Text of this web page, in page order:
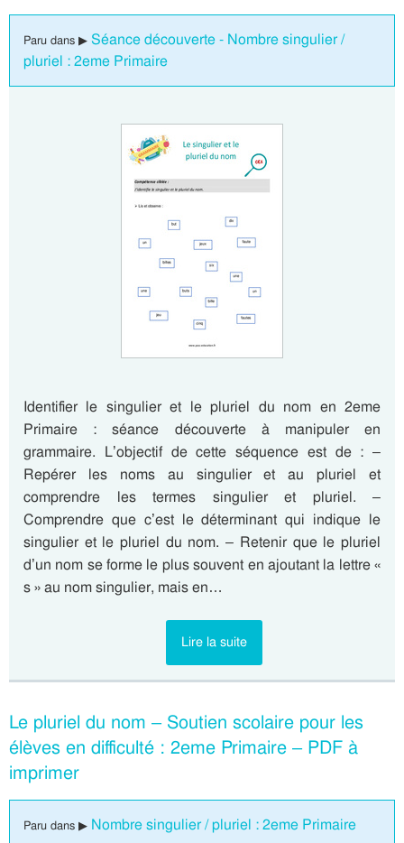
Paru dans ▶ Séance découverte - Nombre singulier /
pluriel : 2eme Primaire
Identifier le singulier et le pluriel du nom en 2eme
Primaire : séance découverte à manipuler en
grammaire. L’objectif de cette séquence est de : –
Repérer les noms au singulier et au pluriel et
comprendre les termes singulier et pluriel. –
Comprendre que c’est le déterminant qui indique le
singulier et le pluriel du nom. – Retenir que le pluriel
d’un nom se forme le plus souvent en ajoutant la lettre «
s » au nom singulier, mais en…
Lire la suite
Le pluriel du nom – Soutien scolaire pour les
élèves en difficulté : 2eme Primaire – PDF à
imprimer
Paru dans ▶ Nombre singulier / pluriel : 2eme Primaire